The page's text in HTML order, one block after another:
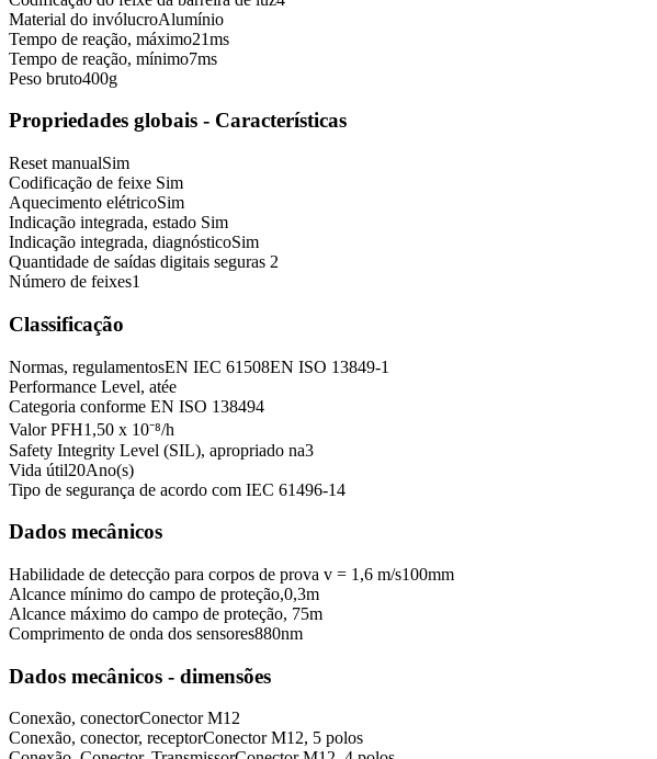
Material do invólucroAlumínio
Tempo de reação, máximo21ms
Tempo de reação, mínimo7ms
Peso bruto400g
Propriedades globais - Características
Reset manualSim
Codificação de feixe Sim
Aquecimento elétricoSim
Indicação integrada, estado Sim
Indicação integrada, diagnósticoSim
Quantidade de saídas digitais seguras 2
Número de feixes1
Classificação
Normas, regulamentosEN IEC 61508EN ISO 13849-1
Performance Level, atée
Categoria conforme EN ISO 138494
Valor PFH1,50 x 10⁻⁸/h
Safety Integrity Level (SIL), apropriado na3
Vida útil20Ano(s)
Tipo de segurança de acordo com IEC 61496-14
Dados mecânicos
Habilidade de detecção para corpos de prova v = 1,6 m/s100mm
Alcance mínimo do campo de proteção,0,3m
Alcance máximo do campo de proteção, 75m
Comprimento de onda dos sensores880nm
Dados mecânicos - dimensões
Conexão, conectorConector M12
Conexão, conector, receptorConector M12, 5 polos